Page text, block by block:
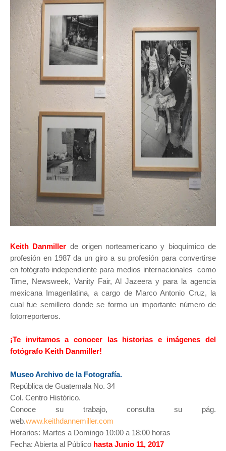
Keith Danmiller de origen norteamericano y bioquímico de
profesión en 1987 da un giro a su profesión para convertirse
en fotógrafo independiente para medios internacionales como
Time, Newsweek, Vanity Fair, Al Jazeera y para la agencia
mexicana Imagenlatina, a cargo de Marco Antonio Cruz, la
cual fue semillero donde se formo un importante número de
fotorreporteros.
¡Te invitamos a conocer las historias e imágenes del
fotógrafo Keith Danmiller!
Museo Archivo de la Fotografía.
República de Guatemala No. 34
Col. Centro Histórico.
Conoce su trabajo, consulta su pág.
web.www.keithdannemiller.com
Horarios: Martes a Domingo 10:00 a 18:00 horas
Fecha: Abierta al Público hasta Junio 11, 2017